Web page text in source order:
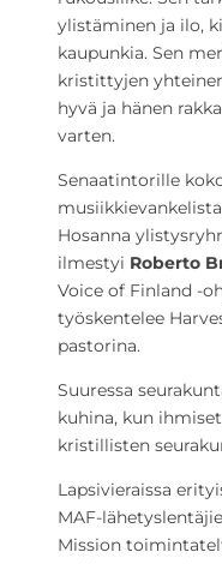
ylistäminen ja ilo,
kaupunkia. Sen
kristittyjen
hyvä ja hänen
varten.
Senaatintorille
musiikkievankelista
Hosanna
ilmestyi Roberto
Voice of Finland -
työskentelee
pastorina.
Suuressa
kuhina, kun
kristillisten
Lapsivieraissa
MAF-
Mission